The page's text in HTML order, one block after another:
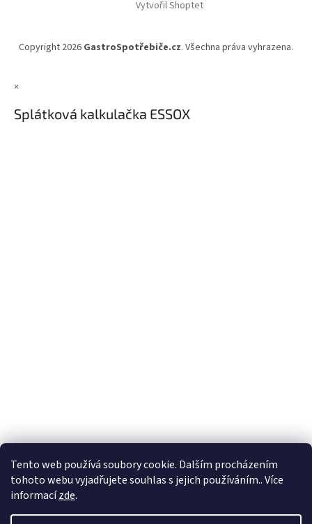
Tento web používá soubory cookie. Dalším procházením
tohoto webu vyjadřujete souhlas s jejich používáním.. Více
informacízde.
Vytvořil Shoptet
Copyright 2026 GastroSpotřebiče.cz. Všechna práva vyhrazena.
×
Splátková kalkulačka ESSOX